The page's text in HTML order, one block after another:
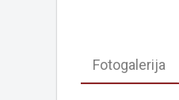
Fotogalerija